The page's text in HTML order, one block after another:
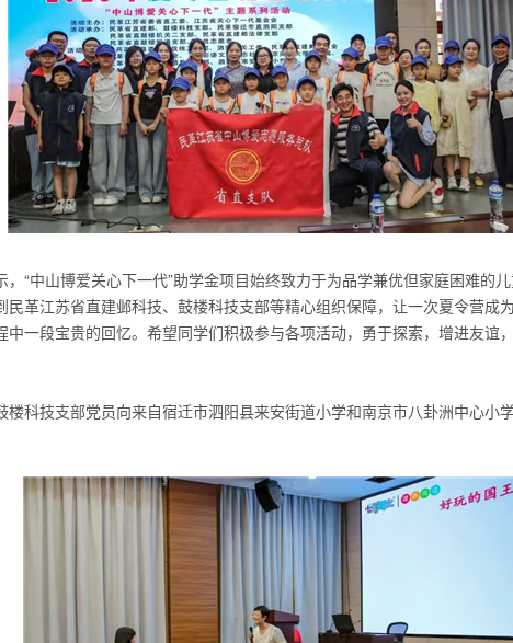
，“中山博爱关心下一代”助学金项目始终致力于为品学兼优但家庭困难的
民革江苏省直建邺科技、鼓楼科技支部等精心组织保障，让一次夏令营成
中一段宝贵的回忆。希望同学们积极参与各项活动，勇于探索，增进友谊
楼科技支部党员向来自宿迁市泗阳县来安街道小学和南京市八卦洲中心小